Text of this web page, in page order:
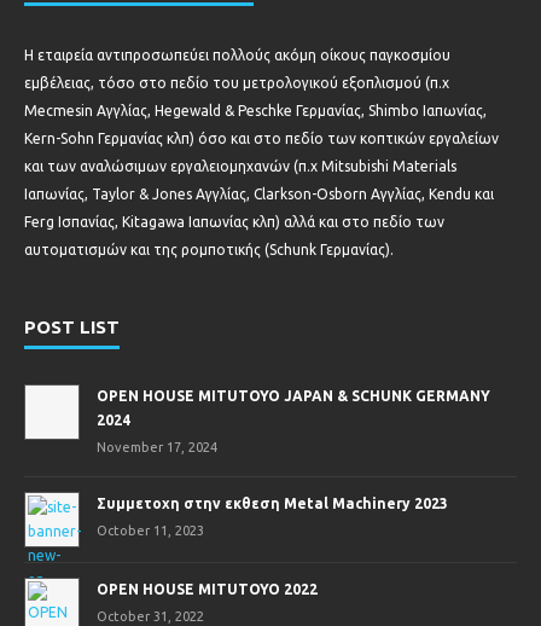
Η εταιρεία αντιπροσωπεύει πολλούς ακόμη οίκους παγκοσμίου
εμβέλειας, τόσο στο πεδίο του μετρολογικού εξοπλισμού (π.χ
Mecmesin Αγγλίας, Hegewald & Peschke Γερμανίας, Shimbo Ιαπωνίας,
Kern-Sohn Γερμανίας κλπ) όσο και στο πεδίο των κοπτικών εργαλείων
και των αναλώσιμων εργαλειομηχανών (π.χ Mitsubishi Materials
Ιαπωνίας, Taylor & Jones Αγγλίας, Clarkson-Osborn Αγγλίας, Kendu και
Ferg Ισπανίας, Kitagawa Ιαπωνίας κλπ) αλλά και στο πεδίο των
αυτοματισμών και της ρομποτικής (Schunk Γερμανίας).
POST LIST
OPEN HOUSE MITUTOYO JAPAN & SCHUNK GERMANY
2024
November 17, 2024
Συμμετοχη στην εκθεση Metal Machinery 2023
October 11, 2023
OPEN HOUSE MITUTOYO 2022
October 31, 2022